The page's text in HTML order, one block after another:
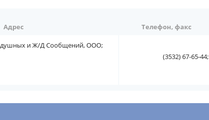
Адрес Телефон, факс
и Ж/Д Сообщений, ООО;
(3532) 67-65-44;